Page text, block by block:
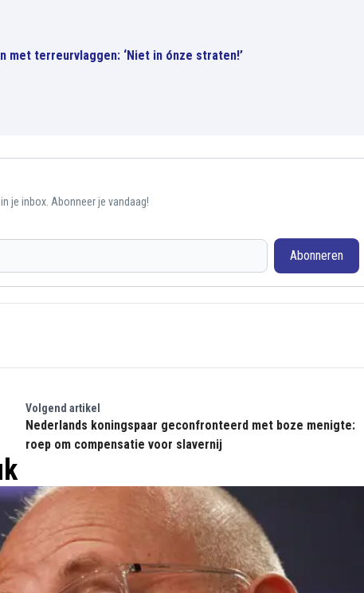
terreurvlaggen: ‘Niet in ónze straten!’
je inbox. Abonneer je vandaag!
Abonneren
Volgend artikel
Nederlands koningspaar geconfronteerd met boze menigte:
roep om compensatie voor slavernij